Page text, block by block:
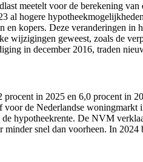
meetelt voor de berekening
al hogere
en kopers. Deze veranderingen in
wijzigingen geweest, zoals de
in december 2016, traden
in 2025 en 6,0 procent in
voor de Nederlandse
hypotheekrente. De NVM
snel dan voorheen. In 2024